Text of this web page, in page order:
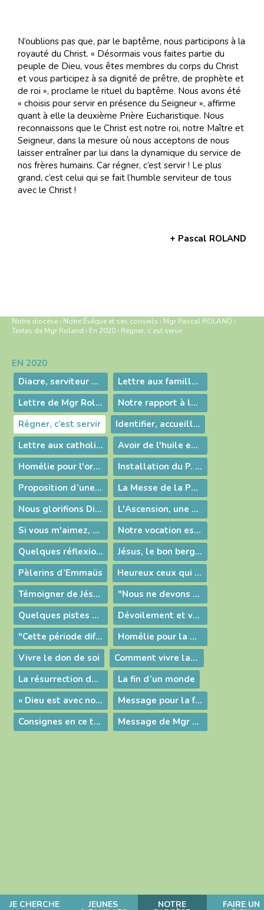
JE CHERCHE JEUNES NOTRE FAIRE UN
N’oublions pas que, par le baptême, nous participons à la
royauté du Christ. « Désormais vous faites partie du
peuple de Dieu, vous êtes membres du corps du Christ
et vous participez à sa dignité de prêtre, de prophète et
de roi », proclame le rituel du baptême. Nous avons été
« choisis pour servir en présence du Seigneur », affirme
quant à elle la deuxième Prière Eucharistique. Nous
reconnaissons que le Christ est notre roi, notre Maître et
Seigneur, dans la mesure où nous acceptons de nous
laisser entraîner par lui dans la dynamique du service de
nos frères humains. Car régner, c’est servir ! Le plus
grand, c’est celui qui se fait l’humble serviteur de tous
avec le Christ !
+ Pascal ROLAND
Notre diocèse › Notre Évêque et ses conseils › Mgr Pascal ROLAND ›
Textes de Mgr Roland › En 2020 › Régner, c’est servir
Navigation
EN 2020
Diacre, serviteur de l’annonce de la Bonne Nouvelle
Lettre aux familles dont les enfants sont scolarisés dans les établissements de l’Enseignement Catholique de l’Ain
Lettre de Mgr Roland pour le début de l'Avent
Notre rapport à la célébration de la messe
Régner, c’est servir
Identifier, accueillir et développer les dons de Dieu
Lettre aux catholiques du diocèse de Belley-Ars
Avoir de l'huile en réserve !
Homélie pour l'ordination diaconale de Loïc Biot
Installation du P. Griveaux comme nouveau curé d'Ars
Proposition d’une trame pour relecture de la période de confinement
La Messe de la Pentecôte en direct
Nous glorifions Dieu notre Père avec Jésus le Fils, et Dieu trouve sa gloire ne nous !
L'Ascension, une affirmation de Foi
Si vous m'aimez, vous garderez mes commandements.
Notre vocation est de demeurer en Dieu
Quelques réflexions autour de l’Eucharistie
Jésus, le bon berger et la porte de la bergerie
Pèlerins d’Emmaüs
Heureux ceux qui croient sans avoir vu !
Témoigner de Jésus Ressuscité
"Nous ne devons surtout pas nous laisser impressionner par les ténèbres !"
Quelques pistes pour le Samedi Saint
Dévoilement et vénération
"Cette période difficile renouvellera notre faim de l’Eucharistie"
Homélie pour la messe chrismale : notre mission chrétienne
Vivre le don de soi
Comment vivre la Semaine Sainte ?
La résurrection de Lazare
La fin d’un monde
« Dieu est avec nous »
Message pour la fête de saint Joseph
Consignes en ce temps d'épidémie
Message de Mgr Roland : "J'invite tous les chrétiens du diocèse à prier."